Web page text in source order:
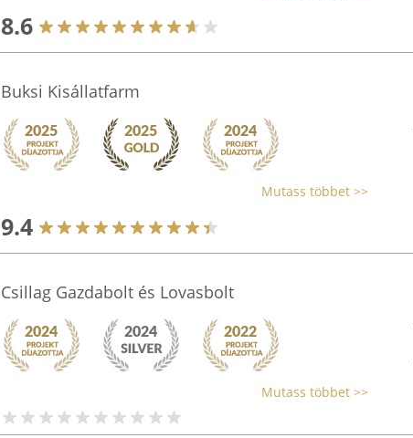
8.6
Buksi Kisállatfarm
Mutass többet >>
9.4
Csillag Gazdabolt és Lovasbolt
Mutass többet >>